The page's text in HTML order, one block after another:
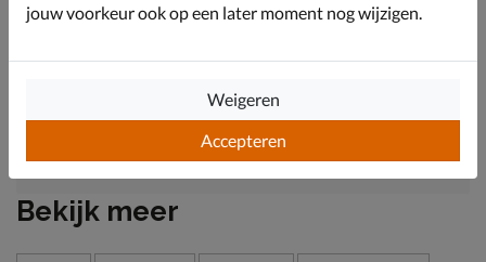
Afgewerkt met een slijtvaste rubberen loopzool die
Over Australian
Bekijk meer
jouw voorkeur ook op een later moment nog wijzigen.
Accepteren
Weigeren